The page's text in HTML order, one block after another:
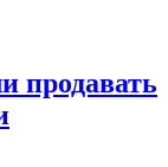
продавать